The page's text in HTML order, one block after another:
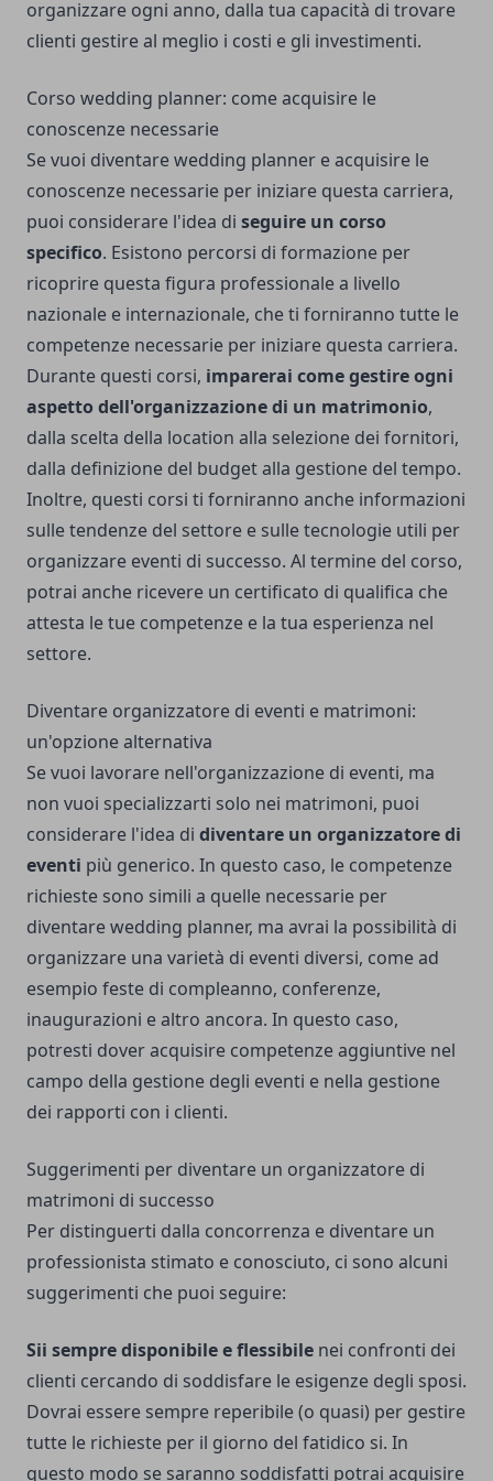
organizzare ogni anno, dalla tua capacità di trovare
clienti gestire al meglio i costi e gli investimenti.
Corso wedding planner: come acquisire le
conoscenze necessarie
Se vuoi diventare wedding planner e acquisire le
conoscenze necessarie per iniziare questa carriera,
puoi considerare l'idea di seguire un corso
specifico. Esistono percorsi di formazione per
ricoprire questa figura professionale a livello
nazionale e internazionale, che ti forniranno tutte le
competenze necessarie per iniziare questa carriera.
Durante questi corsi, imparerai come gestire ogni
aspetto dell'organizzazione di un matrimonio,
dalla scelta della location alla selezione dei fornitori,
dalla definizione del budget alla gestione del tempo.
Inoltre, questi corsi ti forniranno anche informazioni
sulle tendenze del settore e sulle tecnologie utili per
organizzare eventi di successo. Al termine del corso,
potrai anche ricevere un certificato di qualifica che
attesta le tue competenze e la tua esperienza nel
settore.
Diventare organizzatore di eventi e matrimoni:
un'opzione alternativa
Se vuoi lavorare nell'organizzazione di eventi, ma
non vuoi specializzarti solo nei matrimoni, puoi
considerare l'idea di diventare un organizzatore di
eventi più generico. In questo caso, le competenze
richieste sono simili a quelle necessarie per
diventare wedding planner, ma avrai la possibilità di
organizzare una varietà di eventi diversi, come ad
esempio feste di compleanno, conferenze,
inaugurazioni e altro ancora. In questo caso,
potresti dover acquisire competenze aggiuntive nel
campo della gestione degli eventi e nella gestione
dei rapporti con i clienti.
Suggerimenti per diventare un organizzatore di
matrimoni di successo
Per distinguerti dalla concorrenza e diventare un
professionista stimato e conosciuto, ci sono alcuni
suggerimenti che puoi seguire:
Sii sempre disponibile e flessibile nei confronti dei
clienti cercando di soddisfare le esigenze degli sposi.
Dovrai essere sempre reperibile (o quasi) per gestire
tutte le richieste per il giorno del fatidico si. In
questo modo se saranno soddisfatti potrai acquisire